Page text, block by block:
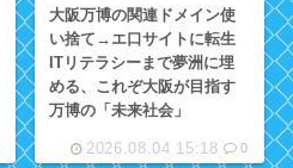
大阪万博の関連ドメイン使
い捨て→エ口サイトに転生
ITリテラシーまで夢洲に埋
める、これぞ大阪が目指す
万博の「未来社会」
2026.08.04 15:18 0